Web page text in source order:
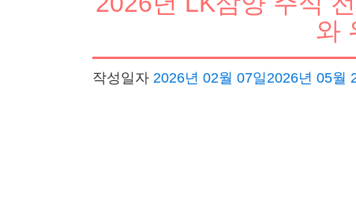
와
작성일자 2026년 02월 07일2026년 05월